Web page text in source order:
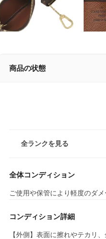
商品の状態
全ランクを見る
全体コンディション
ご使用や保管により軽度のダ
コンディション詳細
【外側】表面に擦れやテカリ